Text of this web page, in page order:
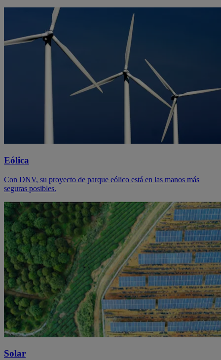
Eólica
Con DNV, su proyecto de parque eólico está en las manos más
seguras posibles.
Solar